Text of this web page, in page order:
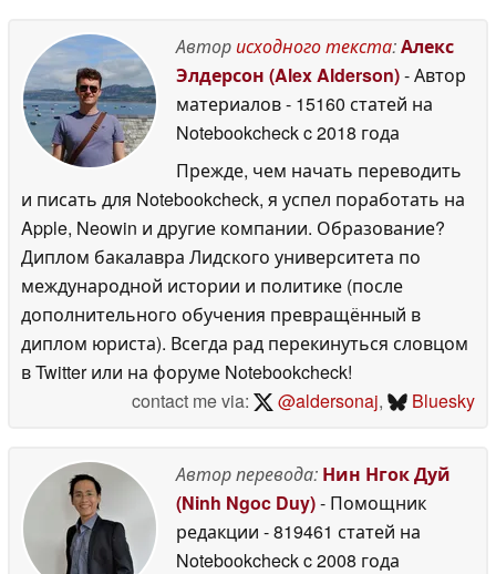
2026
Авторисходного текста:Алекс
Элдерсон (Alex Alderson)- Автор
материалов- 15160 статей на
Notebookcheckc 2018 года
Прежде, чем начать переводить
и писать для Notebookcheck, я успел поработать на
Apple, Neowin и другие компании. Образование?
Диплом бакалавра Лидского университета по
международной истории и политике (после
дополнительного обучения превращённый в
диплом юриста). Всегда рад перекинуться словцом
в Twitter или на форуме Notebookcheck!
contact me via:
@aldersonaj, Bluesky
Автор перевода: Нин Нгок Дуй
(Ninh Ngoc Duy)- Помощник
редакции - 819461 статей на
Notebookcheckc 2008 года